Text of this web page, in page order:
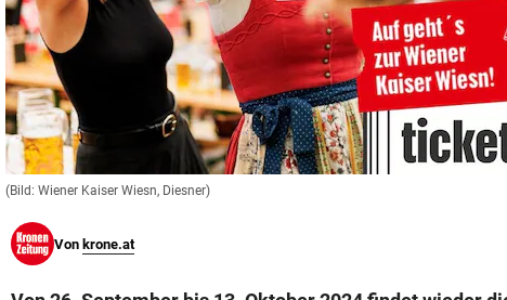
(Bild: Wiener Kaiser Wiesn, Diesner)
Von krone.at